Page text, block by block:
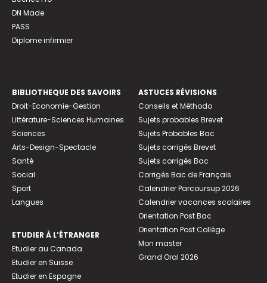
DN Made
PASS
Diplome infirmier
BIBLIOTHEQUE DES SAVOIRS
Droit-Economie-Gestion
Littérature-Sciences Humaines
Sciences
Arts-Design-Spectacle
Santé
Social
Sport
Langues
ETUDIER À L’ÉTRANGER
Etudier au Canada
Etudier en Suisse
Etudier en Espagne
ASTUCES RÉVISIONS
Conseils et Méthodo
Sujets probables Brevet
Sujets Probables Bac
Sujets corrigés Brevet
Sujets corrigés Bac
Corrigés Bac de Français
Calendrier Parcoursup 2026
Calendrier vacances scolaires
Orientation Post Bac
Orientation Post Collège
Mon master
Grand Oral 2026